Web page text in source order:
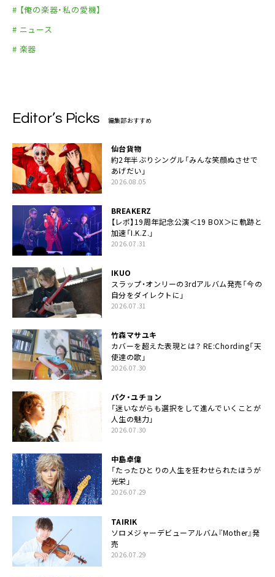
# 【俺の楽器・私の愛機】
# ニュース
# 楽器
Editor’s Picks 編集部おすすめ
仙台貨物
約2年半ぶりシングル「みんな笑顔ぬさせで
あげだい」
2026.08.05
BREAKERZ
【レポ】19周年記念公演＜19 BOX＞に軌跡と
加速「I.K.Z.」
2026.07.31
IKUO
スラップ・オンリーの3rdアルバム発売「今の
自分をダイレクトに」
2026.07.31
竹森マサユキ
カバーを超えた表現とは？ RE:Chording「天
使達の歌」
2026.07.30
パク・ユチョン
「迷いながらも選択をして進んでいくことが
人生の魅力」
2026.07.30
中島卓偉
「たったひとりの人生を狂わせられたほうが
光栄」
2026.07.29
TAIRIK
ソロメジャーデビューアルバム『Mother』発
売
2026.07.29